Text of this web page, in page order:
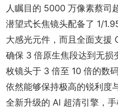
人瞩目的 5000 万像素蔡司
潜望式长焦镜头配备了 1/
大感光元件，而且全面支援
确保 3 倍原生焦段达到无损
枚镜头于 3 倍至 10 倍的数
依然能够保持极高的锐利度
全新升级的 AI 超清引擎，